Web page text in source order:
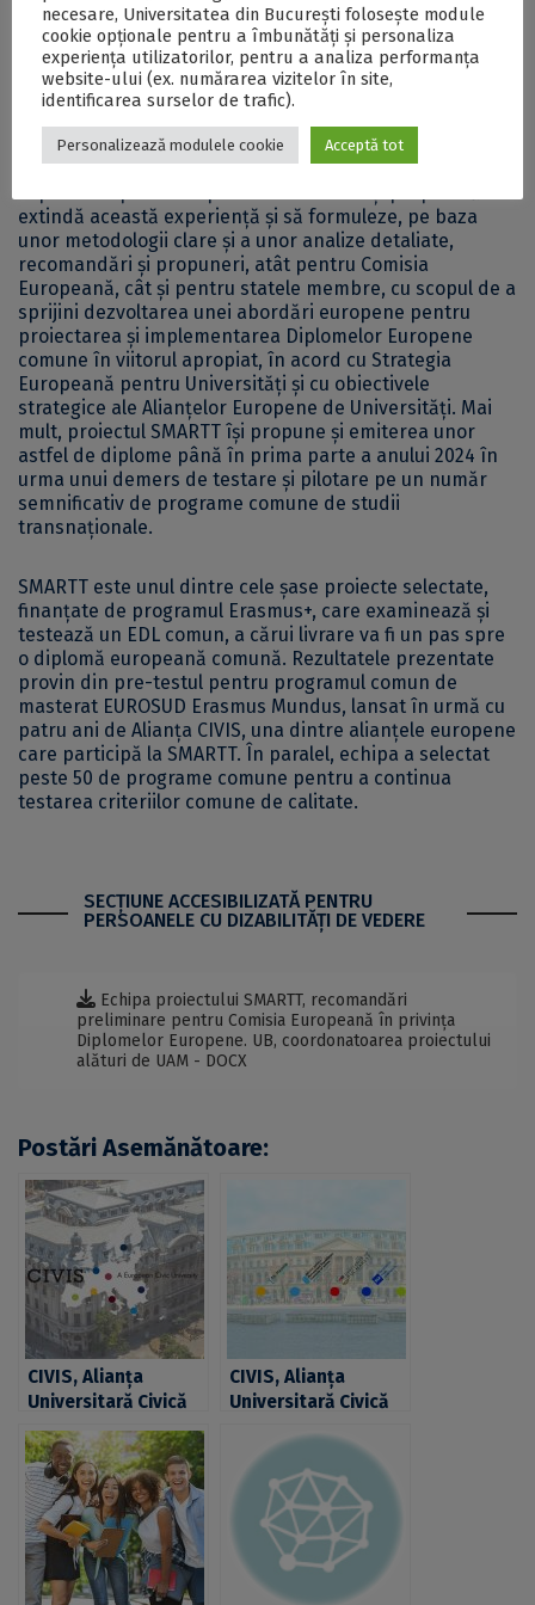
Despre SMARTT
Având în vedere experiența semnificativă în proiectarea
și implementarea programelor de studii comune și
multiple la nivel transnațional, instituțiile de învățământ
extindă această experiență și să formuleze, pe baza
unor metodologii clare și a unor analize detaliate,
recomandări și propuneri, atât pentru Comisia
Europeană, cât și pentru statele membre, cu scopul de a
sprijini dezvoltarea unei abordări europene pentru
proiectarea și implementarea Diplomelor Europene
comune în viitorul apropiat, în acord cu Strategia
Europeană pentru Universități și cu obiectivele
strategice ale Alianțelor Europene de Universități. Mai
mult, proiectul SMARTT își propune și emiterea unor
astfel de diplome până în prima parte a anului 2024 în
urma unui demers de testare și pilotare pe un număr
semnificativ de programe comune de studii
transnaționale.
SMARTT este unul dintre cele șase proiecte selectate,
finanțate de programul Erasmus+, care examinează și
testează un EDL comun, a cărui livrare va fi un pas spre
o diplomă europeană comună. Rezultatele prezentate
provin din pre-testul pentru programul comun de
masterat EUROSUD Erasmus Mundus, lansat în urmă cu
patru ani de Alianța CIVIS, una dintre alianțele europene
care participă la SMARTT. În paralel, echipa a selectat
peste 50 de programe comune pentru a continua
testarea criteriilor comune de calitate.
SECŢIUNE ACCESIBILIZATĂ PENTRU
PERSOANELE CU DIZABILITĂŢI DE VEDERE
Echipa proiectului SMARTT, recomandări
preliminare pentru Comisia Europeană în privința
Diplomelor Europene. UB, coordonatoarea proiectului
alături de UAM - DOCX
Postări Asemănătoare:
CIVIS, Alianța
Universitară Civică
Europeană,
selectată ca proiect
pilot de către
Comisia Europeană
în cadrul inițiativei
pentru Rețele de
Universități
CIVIS, Alianța
Universitară Civică
selectată ca proiect
pilot de către
Comisia Europeană
în cadrul inițiativei
pentru Rețele de
Universități
necesare, Universitatea din București folosește module
cookie opționale pentru a îmbunătăți și personaliza
experiența utilizatorilor, pentru a analiza performanța
website-ului (ex. numărarea vizitelor în site,
identificarea surselor de trafic).
Personalizează modulele cookie Acceptă tot